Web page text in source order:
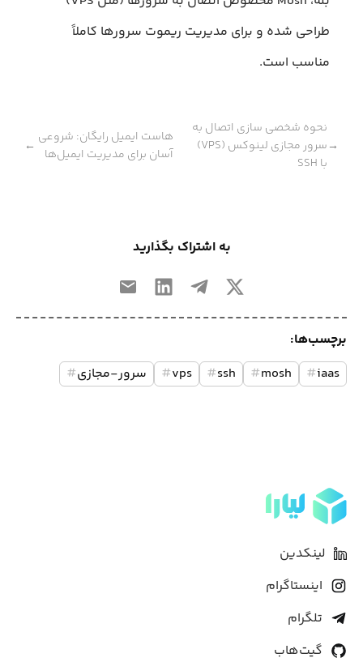
طراحی شده و برای مدیریت ریموت سرورها کاملاً
مناسب است.
→
نحوه شخصی‌ سازی اتصال به
سرور مجازی لینوکس (VPS)
با SSH
هاست ایمیل رایگان: شروعی
آسان برای مدیریت ایمیل‌ها
←
به اشتراک بگذارید
برچسب‌ها:
iaas
#
mosh
#
ssh
#
vps
# سرور-مجازی#
لینکدین
اینستاگرام
تلگرام
گیت‌هاب